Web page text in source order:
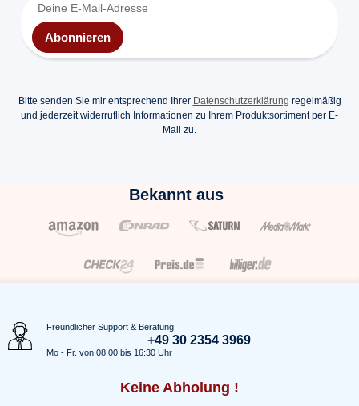
Abonnieren
Bitte senden Sie mir entsprechend Ihrer Datenschutzerklärung regelmäßig
und jederzeit widerruflich Informationen zu Ihrem Produktsortiment per E-
Mail zu.
Bekannt aus
Freundlicher Support & Beratung
+49 30 2354 3969
Mo - Fr. von 08.00 bis 16:30 Uhr
Keine Abholung !